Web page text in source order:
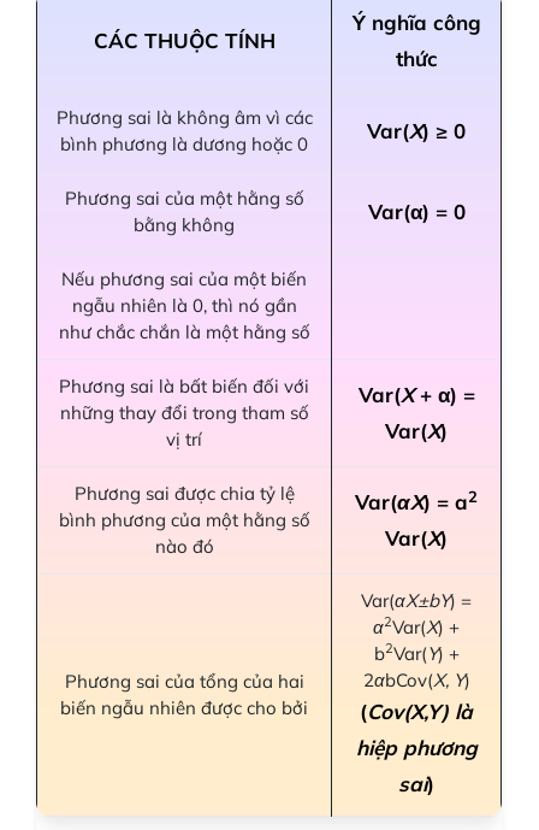
CÁC THUỘC TÍNH
Ý nghĩa công
thức
Phương sai là không âm vì các
bình phương là dương hoặc 0
Var(X) ≥ 0
Phương sai của một hằng số
bằng không
Var(α) = 0
Nếu phương sai của một biến
ngẫu nhiên là 0, thì nó gần
như chắc chắn là một hằng số
Phương sai là bất biến đối với
những thay đổi trong tham số
vị trí
Var(X+ α) =
Var(X)
Phương sai được chia tỷ lệ
bình phương của một hằng số
nào đó
Var(αX) = a2
Var(X)
Phương sai của tổng của hai
biến ngẫu nhiên được cho bởi
Var(αX±bY) =
α2Var(X) +
b2Var(Y) +
2αbCov(X, Y)
(Cov(X,Y) là
hiệp phương
sai)